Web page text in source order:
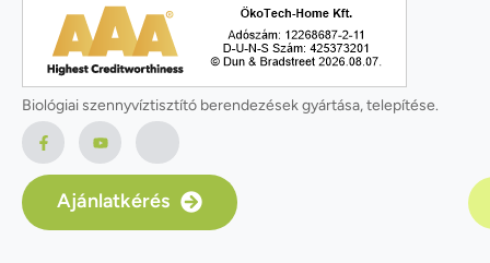
Biológiai szennyvíztisztító berendezések gyártása, telepítése.
Ajánlatkérés